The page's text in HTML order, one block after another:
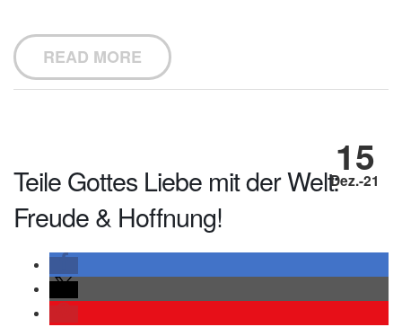
READ MORE
15
Dez.-21
Teile Gottes Liebe mit der Welt:
Freude & Hoffnung!